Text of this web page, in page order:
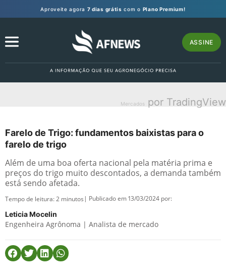
Aproveite agora 7 dias grátis com o Plano Premium!
ASSINE
Mercados por TradingView
Farelo de Trigo: fundamentos baixistas para o
farelo de trigo
Além de uma boa oferta nacional pela matéria prima e
preços do trigo muito descontados, a demanda também
está sendo afetada.
Tempo de leitura:2 minutos | Publicado em 13/03/2024 por:
Leticia Mocelin
Engenheira Agrônoma | Analista de mercado